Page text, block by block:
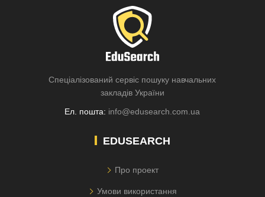
Спеціалізований сервіс пошуку навчальних
закладів України
Ел. пошта: info@edusearch.com.ua
EDUSEARCH
Про проект
Умови використання